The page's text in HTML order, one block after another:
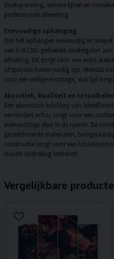
doekspanning, zuivere lijnen en
professionele afwerking.
Eenvoudige ophanging
Om het ophangen eenvoudig en
van 6–8 CNC-gefreesde sleutelgaten
afmeting. Dit zorgt voor een extra
of speciale haken nodig zijn. Meestal
voor een veilige montage, wat tijd
Akoestiek, kwaliteit en
Een akoestisch schilderij van
vermindert echo, zorgt voor een
evenwichtige sfeer in de ruimte. De
gecertificeerde materialen,
constructie zorgt voor een
visuele uitstraling verbetert.
Vergelijkbare